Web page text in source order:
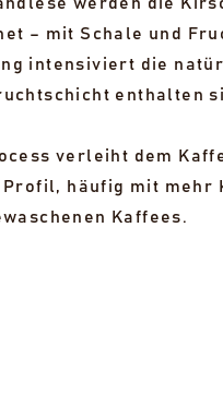
– mit Schale und
intensiviert die
enthalten
verleiht dem
häufig mit mehr
Kaffees.